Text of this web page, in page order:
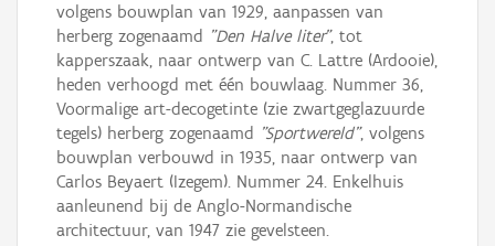
volgens bouwplan van 1929, aanpassen van
herberg zogenaamd "Den Halve liter", tot
kapperszaak, naar ontwerp van C. Lattre (Ardooie),
heden verhoogd met één bouwlaag. Nummer 36,
Voormalige art-decogetinte (zie zwartgeglazuurde
tegels) herberg zogenaamd "Sportwereld", volgens
bouwplan verbouwd in 1935, naar ontwerp van
Carlos Beyaert (Izegem). Nummer 24. Enkelhuis
aanleunend bij de Anglo-Normandische
architectuur, van 1947 zie gevelsteen.